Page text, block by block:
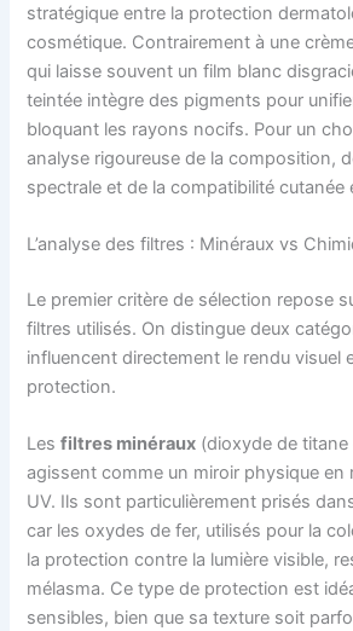
stratégique entre la protection
cosmétique. Contrairement à une
qui laisse souvent un film blanc
teintée intègre des pigments pour
bloquant les rayons nocifs. Pour un
analyse rigoureuse de la composition,
spectrale et de la compatibilité cutanée
L’analyse des filtres : Minéraux vs
Le premier critère de sélection repose
filtres utilisés. On distingue deux
influencent directement le rendu visuel
protection.
Lesfiltres minéraux (dioxyde de
agissent comme un miroir physique en
UV. Ils sont particulièrement prisés
car les oxydes de fer, utilisés pour la
la protection contre la lumière visible,
mélasma. Ce type de protection est
sensibles, bien que sa texture soit